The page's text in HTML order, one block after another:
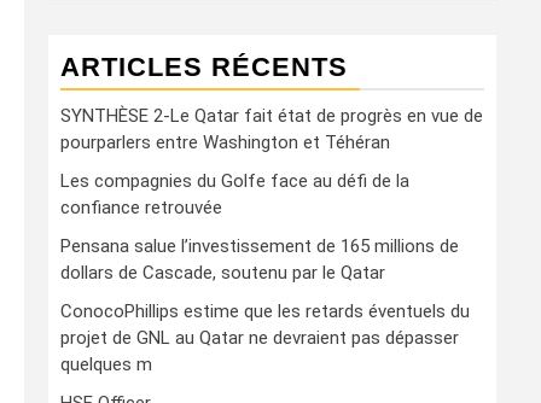
ARTICLES RÉCENTS
SYNTHÈSE 2-Le Qatar fait état de progrès en vue de
pourparlers entre Washington et Téhéran
Les compagnies du Golfe face au défi de la
confiance retrouvée
Pensana salue l’investissement de 165 millions de
dollars de Cascade, soutenu par le Qatar
ConocoPhillips estime que les retards éventuels du
projet de GNL au Qatar ne devraient pas dépasser
quelques m